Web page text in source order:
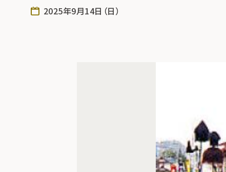
2025年9月14日（日）